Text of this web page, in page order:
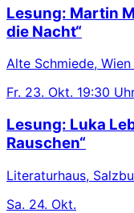
Lesung: Martin
die Nacht“
Alte Schmiede,
Fr. 23. Okt. 19:30
Lesung: Luka
Rauschen“
Literaturhaus,
Sa. 24. Okt.